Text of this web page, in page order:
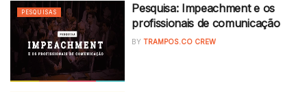
PESQUISAS
Pesquisa: Impeachment e os
profissionais de comunicação
BY TRAMPOS.CO CREW